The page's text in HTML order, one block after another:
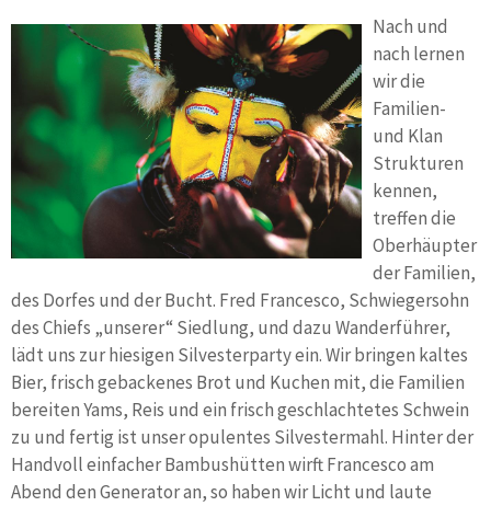
Nach und
nach lernen
wir die
Familien-
und Klan
Strukturen
kennen,
treffen die
Oberhäupter
der Familien,
des Dorfes und der Bucht. Fred Francesco, Schwiegersohn
des Chiefs „unserer“ Siedlung, und dazu Wanderführer,
lädt uns zur hiesigen Silvesterparty ein. Wir bringen kaltes
Bier, frisch gebackenes Brot und Kuchen mit, die Familien
bereiten Yams, Reis und ein frisch geschlachtetes Schwein
zu und fertig ist unser opulentes Silvestermahl. Hinter der
Handvoll einfacher Bambushütten wirft Francesco am
Abend den Generator an, so haben wir Licht und laute